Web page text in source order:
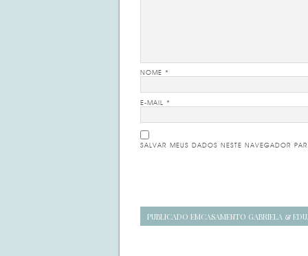
NOME *
E-MAIL *
SALVAR MEUS DADOS NESTE NAVEGADOR
Navegação
PUBLICADO EMCASAMENTO GABRIELA &